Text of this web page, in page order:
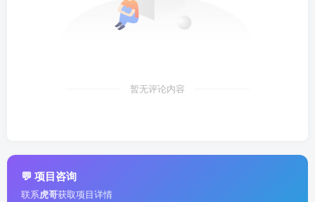
暂无评论内容
💬 项目咨询
联系 虎哥获取项目详情